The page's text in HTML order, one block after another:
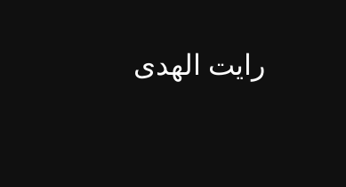
رایت الهدی